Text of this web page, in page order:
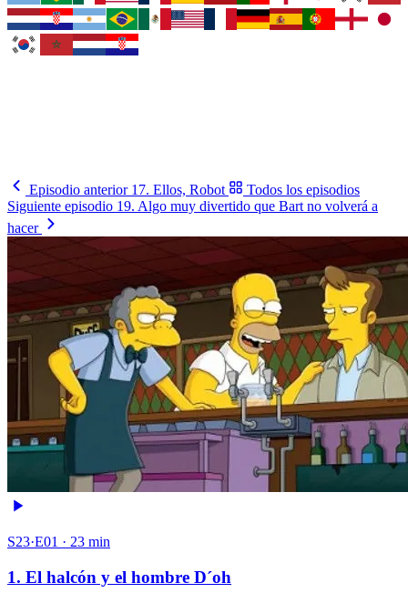
Episodio anterior 17. Ellos, Robot
Todos los episodios
Siguiente episodio 19. Algo muy divertido que Bart no volverá a
hacer
S23·E01 · 23 min
1. El halcón y el hombre D´oh